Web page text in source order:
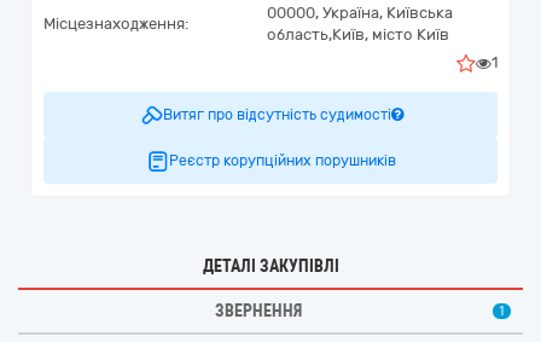
Місцезнаходження:
00000, Україна, Київська
область,Київ, місто Київ
1
Витяг про відсутність судимості
Реєстр корупційних порушників
ДЕТАЛІ ЗАКУПІВЛІ
ЗВЕРНЕННЯ 1